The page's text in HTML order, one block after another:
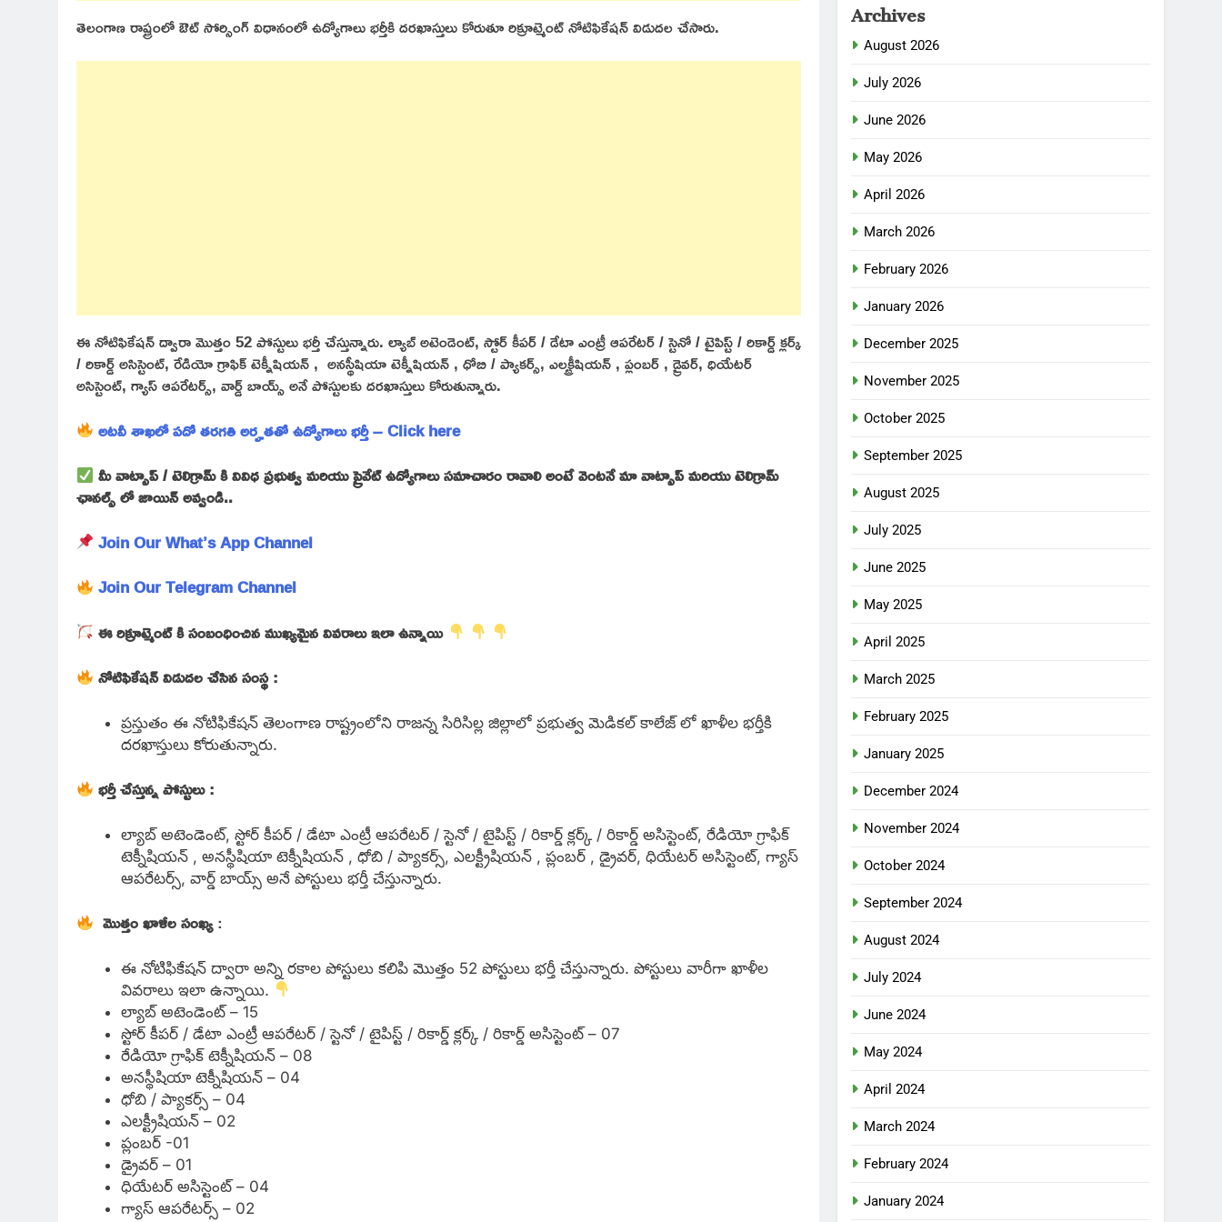
తెలంగాణ రాష్ట్రంలో ఔట్ సోర్సింగ్ విధానంలో ఉద్యోగాలు భర్తీకి దరఖాస్తులు కోరుతూ రిక్రూట్మెంట్ నోటిఫికేషన్ విడుదల చేసారు.
ఈ నోటిఫికేషన్ ద్వారా మొత్తం 52 పోస్టులు భర్తీ చేస్తున్నారు. ల్యాబ్ అటెండెంట్, స్టోర్ కీపర్ / డేటా ఎంట్రీ ఆపరేటర్ / స్టెనో / టైపిస్ట్ / రికార్డ్ క్లర్క్
/ రికార్డ్ అసిస్టెంట్, రేడియో గ్రాఫిక్ టెక్నీషియన్ , అనస్థీషియా టెక్నీషియన్ , ధోబి / ప్యాకర్స్, ఎలక్ట్రీషియన్ , ప్లంబర్ , డ్రైవర్, ధియేటర్
అసిస్టెంట్, గ్యాస్ ఆపరేటర్స్, వార్డ్ బాయ్స్ అనే పోస్టులకు దరఖాస్తులు కోరుతున్నారు.
అటవీ శాఖలో పదో తరగతి అర్హతతో ఉద్యోగాలు భర్తీ – Click here
మీ వాట్సాప్ / టెలిగ్రామ్ కి వివిధ ప్రభుత్వ మరియు ప్రైవేట్ ఉద్యోగాలు సమాచారం రావాలి అంటే వెంటనే మా వాట్సాప్ మరియు టెలిగ్రామ్
ఛానల్స్ లో జాయిన్ అవ్వండి..
Join Our What’s App Channel
Join Our Telegram Channel
ఈ రిక్రూట్మెంట్ కి సంబంధించిన ముఖ్యమైన వివరాలు ఇలా ఉన్నాయి
నోటిఫికేషన్ విడుదల చేసిన సంస్థ :
ప్రస్తుతం ఈ నోటిఫికేషన్ తెలంగాణ రాష్ట్రంలోని రాజన్న సిరిసిల్ల జిల్లాలో ప్రభుత్వ మెడికల్ కాలేజ్ లో ఖాళీల భర్తీకి
దరఖాస్తులు కోరుతున్నారు.
భర్తీ చేస్తున్న పోస్టులు :
ల్యాబ్ అటెండెంట్, స్టోర్ కీపర్ / డేటా ఎంట్రీ ఆపరేటర్ / స్టెనో / టైపిస్ట్ / రికార్డ్ క్లర్క్ / రికార్డ్ అసిస్టెంట్, రేడియో గ్రాఫిక్
టెక్నీషియన్ , అనస్థీషియా టెక్నీషియన్ , ధోబి / ప్యాకర్స్, ఎలక్ట్రీషియన్ , ప్లంబర్ , డ్రైవర్, ధియేటర్ అసిస్టెంట్, గ్యాస్
ఆపరేటర్స్, వార్డ్ బాయ్స్ అనే పోస్టులు భర్తీ చేస్తున్నారు.
మొత్తం ఖాళీల సంఖ్య:
ఈ నోటిఫికేషన్ ద్వారా అన్ని రకాల పోస్టులు కలిపి మొత్తం 52 పోస్టులు భర్తీ చేస్తున్నారు. పోస్టులు వారీగా ఖాళీల
వివరాలు ఇలా ఉన్నాయి.
ల్యాబ్ అటెండెంట్ – 15
స్టోర్ కీపర్ / డేటా ఎంట్రీ ఆపరేటర్ / స్టెనో / టైపిస్ట్ / రికార్డ్ క్లర్క్ / రికార్డ్ అసిస్టెంట్ – 07
రేడియో గ్రాఫిక్ టెక్నీషియన్ – 08
అనస్థీషియా టెక్నీషియన్ – 04
ధోబి / ప్యాకర్స్ – 04
ఎలక్ట్రీషియన్ – 02
ప్లంబర్ -01
డ్రైవర్ – 01
ధియేటర్ అసిస్టెంట్ – 04
గ్యాస్ ఆపరేటర్స్ – 02
Archives
August 2026
July 2026
June 2026
May 2026
April 2026
March 2026
February 2026
January 2026
December 2025
November 2025
October 2025
September 2025
August 2025
July 2025
June 2025
May 2025
April 2025
March 2025
February 2025
January 2025
December 2024
November 2024
October 2024
September 2024
August 2024
July 2024
June 2024
May 2024
April 2024
March 2024
February 2024
January 2024